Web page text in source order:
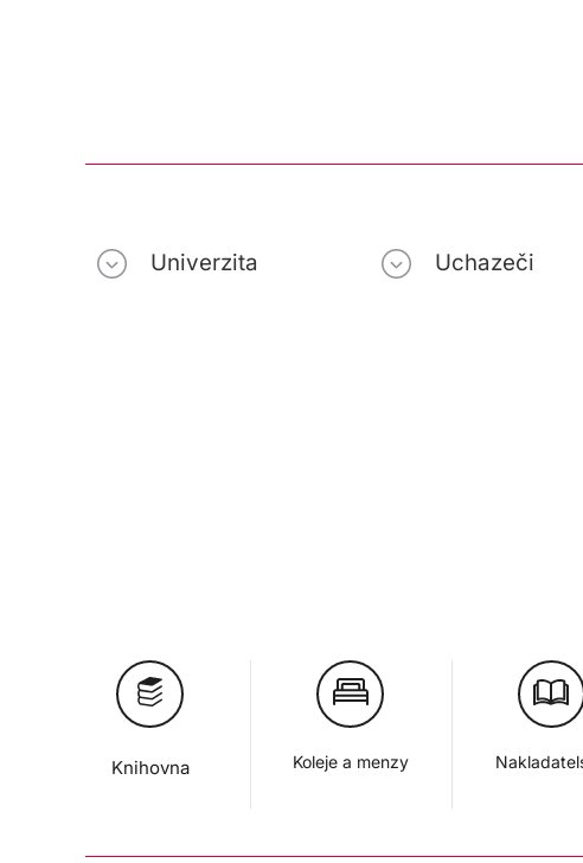
Univerzita Uchazeči
Knihovna Koleje a menzy